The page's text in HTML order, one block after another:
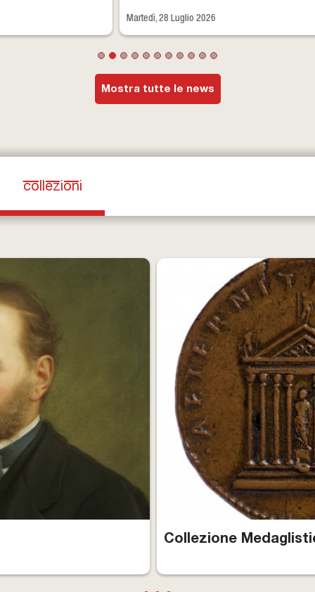
Mostra tutte le news
collezioni
Collezione Medaglistica